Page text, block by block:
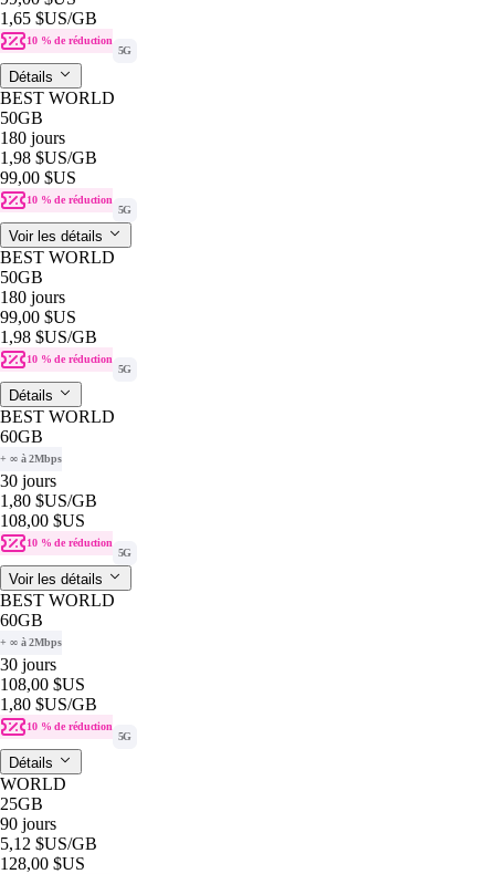
1,65 $US/GB
10 % de réduction
5G
Détails
BEST WORLD
50GB
180 jours
1,98 $US/GB
99,00 $US
10 % de réduction
5G
Voir les détails
BEST WORLD
50GB
180 jours
99,00 $US
1,98 $US/GB
10 % de réduction
5G
Détails
BEST WORLD
60GB
+ ∞ à 2Mbps
30 jours
1,80 $US/GB
108,00 $US
10 % de réduction
5G
Voir les détails
BEST WORLD
60GB
+ ∞ à 2Mbps
30 jours
108,00 $US
1,80 $US/GB
10 % de réduction
5G
Détails
WORLD
25GB
90 jours
5,12 $US/GB
128,00 $US